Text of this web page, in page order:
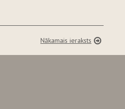
Nākamais ieraksts